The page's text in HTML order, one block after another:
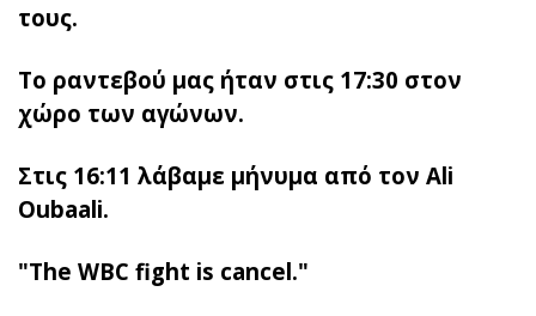
τους.
Το ραντεβού μας ήταν στις 17:30 στον
χώρο των αγώνων.
Στις 16:11 λάβαμε μήνυμα από τον Ali
Oubaali.
"The WBC fight is cancel."